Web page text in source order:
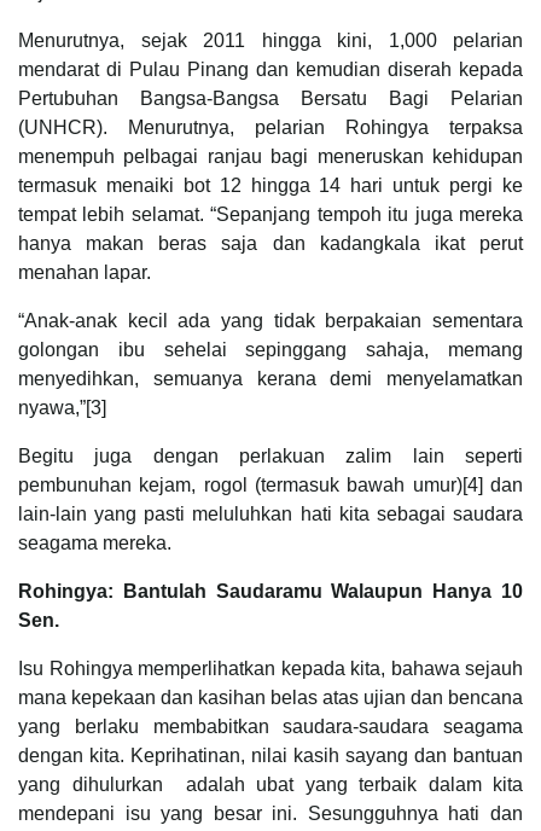
Menurutnya, sejak 2011 hingga kini, 1,000 pelarian
mendarat di Pulau Pinang dan kemudian diserah kepada
Pertubuhan Bangsa-Bangsa Bersatu Bagi Pelarian
(UNHCR). Menurutnya, pelarian Rohingya terpaksa
menempuh pelbagai ranjau bagi meneruskan kehidupan
termasuk menaiki bot 12 hingga 14 hari untuk pergi ke
tempat lebih selamat. “Sepanjang tempoh itu juga mereka
hanya makan beras saja dan kadangkala ikat perut
menahan lapar.
“Anak-anak kecil ada yang tidak berpakaian sementara
golongan ibu sehelai sepinggang sahaja, memang
menyedihkan, semuanya kerana demi menyelamatkan
nyawa,”[3]
Begitu juga dengan perlakuan zalim lain seperti
pembunuhan kejam, rogol (termasuk bawah umur)[4] dan
lain-lain yang pasti meluluhkan hati kita sebagai saudara
seagama mereka.
Rohingya: Bantulah Saudaramu Walaupun Hanya 10
Sen.
Isu Rohingya memperlihatkan kepada kita, bahawa sejauh
mana kepekaan dan kasihan belas atas ujian dan bencana
yang berlaku membabitkan saudara-saudara seagama
dengan kita. Keprihatinan, nilai kasih sayang dan bantuan
yang dihulurkan adalah ubat yang terbaik dalam kita
mendepani isu yang besar ini. Sesungguhnya hati dan